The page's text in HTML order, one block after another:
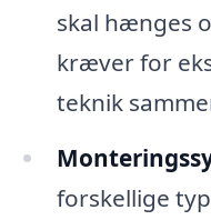
skal hænges
kræver for
teknik
forskellige